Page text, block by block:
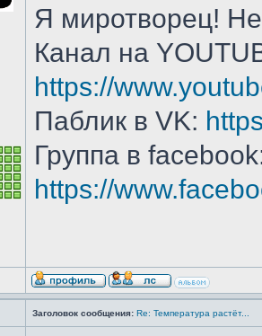
Я миротворец!
Канал на
https://
Паблик в VK:
Группа в
https://
Заголовок сообщения: Re: Температура растёт...